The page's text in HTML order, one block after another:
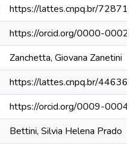
https://lattes.cnpq.br/
https://orcid.org/0000-
Zanchetta, Giovana Zanetini
https://lattes.cnpq.br/
https://orcid.org/0009-
Bettini, Silvia Helena Prado